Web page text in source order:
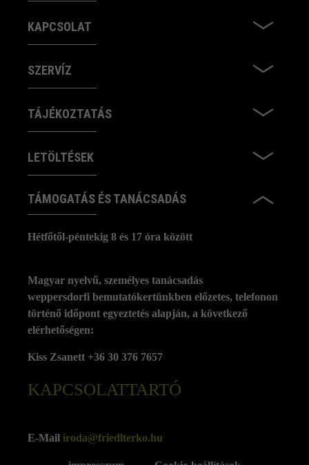
KAPCSOLAT
SZERVÍZ
TÁJÉKOZTATÁS
LETÖLTÉSEK
TÁMOGATÁS ÉS TANÁCSADÁS
Hétfőtől-péntekig 8 és 17 óra között
KAPCSOLATTARTÓ
Magyar nyelvű, személyes tanácsadás
weppersdorfi bemutatókertünkben előzetes, telefonon
történő időpont egyeztetés alapján, a következő
elérhetőségen:
Kiss Zsanett +36 30 376 7657
E-Mail iroda@friedlterko.hu